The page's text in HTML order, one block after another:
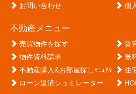
お問い合わせ
個
不動産メニュー
売買物件を探す
賃
物件資料請求
無
不動産購入&お部屋探しﾏﾆｭｱﾙ
住
ローン返済シュミレーター